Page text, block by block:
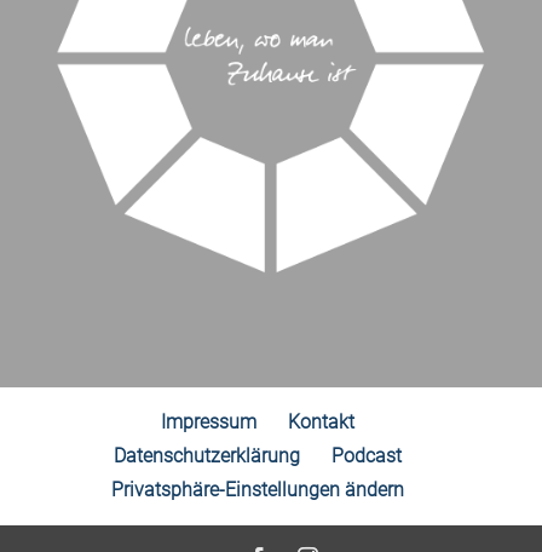
Impressum
Kontakt
Datenschutzerklärung
Podcast
Privatsphäre-Einstellungen ändern